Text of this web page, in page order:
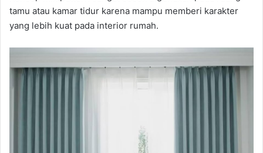
tamu atau kamar tidur karena mampu memberi karakter
yang lebih kuat pada interior rumah.